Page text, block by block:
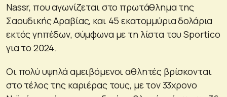
Nassr, που αγωνίζεται στο πρωτάθλημα της
Σαουδικής Αραβίας, και 45 εκατομμύρια δολάρια
εκτός γηπέδων, σύμφωνα με τη λίστα του Sportico
για το 2024.
Οι πολύ υψηλά αμειβόμενοι αθλητές βρίσκονται
στο τέλος της καριέρας τους, με τον 33χρονο